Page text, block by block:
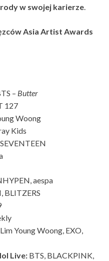
w swojej karierze.
Asia Artist Awards
– Butter
127
Woong
Kids
SEVENTEEN
aespa
BLITZERS
Lim Young Woong, EXO,
Live: BTS, BLACKPINK,